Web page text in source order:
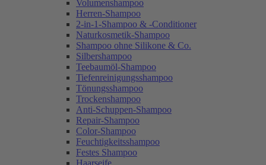
Volumenshampoo
Herren-Shampoo
2-in-1-Shampoo & -Conditioner
Naturkosmetik-Shampoo
Shampoo ohne Silikone & Co.
Silbershampoo
Teebaumöl-Shampoo
Tiefenreinigungsshampoo
Tönungsshampoo
Trockenshampoo
Anti-Schuppen-Shampoo
Repair-Shampoo
Color-Shampoo
Feuchtigkeitsshampoo
Festes Shampoo
Haarseife